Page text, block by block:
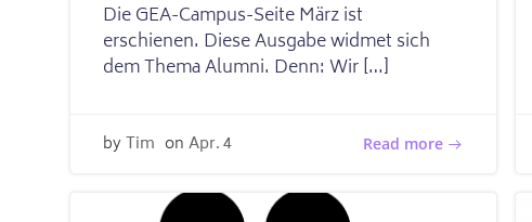
Die GEA-Campus-Seite März ist
erschienen. Diese Ausgabe widmet sich
dem Thema Alumni. Denn: Wir […]
byTim on Apr. 4 Read more